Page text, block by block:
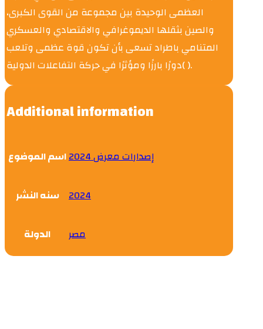
العظمى الوحيدة بين مجموعة من القوى الكبرى،
والصين بثقلها الديموغرافي والاقتصادي والعسكري
المتنامي باطراد تسعى بأن تكون قوة عظمى وتلعب
دورًا بارزًا ومؤثرًا في حركة التفاعلات الدولية( ).
Additional information
اسم الموضوع إصدارات معرض 2024
سنه النشر 2024
الدولة مصر